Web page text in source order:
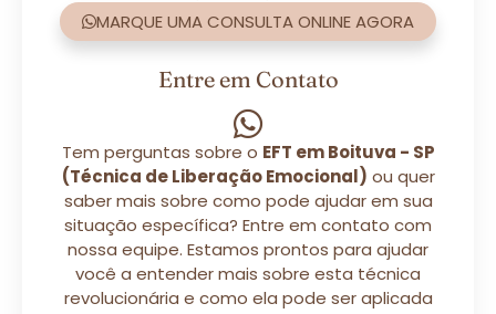
MARQUE UMA CONSULTA ONLINE AGORA
Entre em Contato
Tem perguntas sobre o EFT em Boituva - SP
(Técnica de Liberação Emocional) ou quer
saber mais sobre como pode ajudar em sua
situação específica? Entre em contato com
nossa equipe. Estamos prontos para ajudar
você a entender mais sobre esta técnica
revolucionária e como ela pode ser aplicada